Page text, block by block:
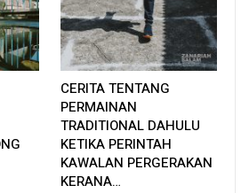
CERITA TENTANG
PERMAINAN
TRADITIONAL DAHULU
KETIKA PERINTAH
KAWALAN PERGERAKAN
KERANA…